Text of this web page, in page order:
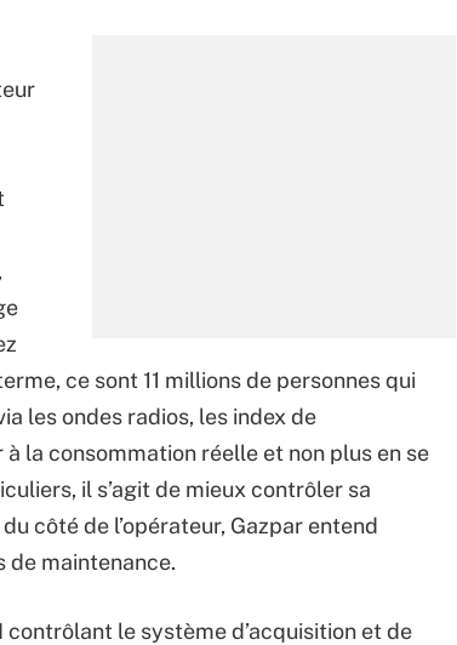
ce sont 11 millions de personnes qui
les ondes radios, les index de
la consommation réelle et non plus en se
il s’agit de mieux contrôler sa
côté de l’opérateur, Gazpar entend
maintenance.
contrôlant le système d’acquisition et de